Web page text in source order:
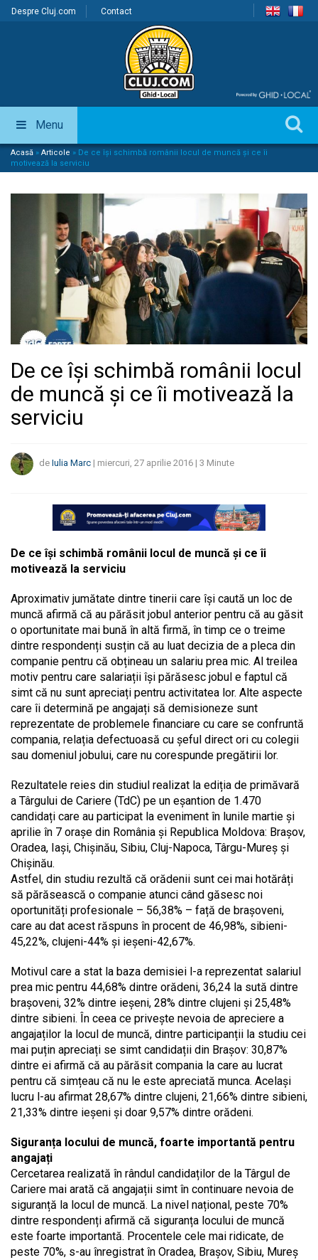
Despre Cluj.com Contact
Menu
Acasă » Articole » De ce își schimbă românii locul de muncă și ce îi
motivează la serviciu
De ce își schimbă românii locul
de muncă și ce îi motivează la
serviciu
de Iulia Marc | miercuri, 27 aprilie 2016 | 3 Minute
De ce își schimbă românii locul de muncă și ce îi
motivează la serviciu
Aproximativ jumătate dintre tinerii care își caută un loc de
muncă afirmă că au părăsit jobul anterior pentru că au găsit
o oportunitate mai bună în altă firmă, în timp ce o treime
dintre respondenți susțin că au luat decizia de a pleca din
companie pentru că obțineau un salariu prea mic. Al treilea
motiv pentru care salariații își părăsesc jobul e faptul că
simt că nu sunt apreciați pentru activitatea lor. Alte aspecte
care îi determină pe angajați să demisioneze sunt
reprezentate de problemele financiare cu care se confruntă
compania, relația defectuoasă cu șeful direct ori cu colegii
sau domeniul jobului, care nu corespunde pregătirii lor.
Rezultatele reies din studiul realizat la ediția de primăvară
a Târgului de Cariere (TdC) pe un eșantion de 1.470
candidați care au participat la eveniment în lunile martie și
aprilie în 7 orașe din România și Republica Moldova: Brașov,
Oradea, Iași, Chișinău, Sibiu, Cluj-Napoca, Târgu-Mureș și
Chișinău.
Astfel, din studiu rezultă că orădenii sunt cei mai hotărâți
să părăsească o companie atunci când găsesc noi
oportunități profesionale – 56,38% – față de brașoveni,
care au dat acest răspuns în procent de 46,98%, sibieni-
45,22%, clujeni-44% și ieșeni-42,67%.
Motivul care a stat la baza demisiei l-a reprezentat salariul
prea mic pentru 44,68% dintre orădeni, 36,24 la sută dintre
brașoveni, 32% dintre ieșeni, 28% dintre clujeni și 25,48%
dintre sibieni. În ceea ce privește nevoia de apreciere a
angajaților la locul de muncă, dintre participanții la studiu cei
mai puțin apreciați se simt candidații din Brașov: 30,87%
dintre ei afirmă că au părăsit compania la care au lucrat
pentru că simțeau că nu le este apreciată munca. Același
lucru l-au afirmat 28,67% dintre clujeni, 21,66% dintre sibieni,
21,33% dintre ieșeni și doar 9,57% dintre orădeni.
Siguranța locului de muncă, foarte importantă pentru
angajați
Cercetarea realizată în rândul candidaților de la Târgul de
Cariere mai arată că angajații simt în continuare nevoia de
siguranță la locul de muncă. La nivel național, peste 70%
dintre respondenți afirmă că siguranța locului de muncă
este foarte importantă. Procentele cele mai ridicate, de
peste 70%, s-au înregistrat în Oradea, Brașov, Sibiu, Mureș